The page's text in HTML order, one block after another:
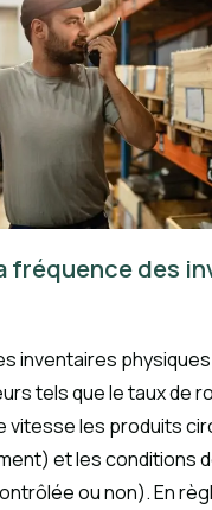
fréquence des
inventaires
tels que le taux de
vitesse les produits
et les conditions
ou non). En